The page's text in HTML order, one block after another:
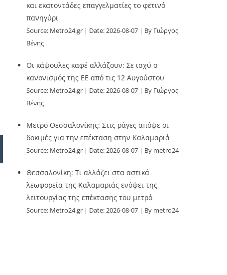
και εκατοντάδες επαγγελματίες το φετινό
πανηγύρι
Source: Metro24.gr Date: 2026-08-07
By Γιώργος
Βένης
Οι κάψουλες καφέ αλλάζουν: Σε ισχύ ο
κανονισμός της ΕΕ από τις 12 Αυγούστου
Source: Metro24.gr Date: 2026-08-07
By Γιώργος
Βένης
Μετρό Θεσσαλονίκης: Στις ράγες απόψε οι
δοκιμές για την επέκταση στην Καλαμαριά
Source: Metro24.gr Date: 2026-08-07 By metro24
Θεσσαλονίκη: Τι αλλάζει στα αστικά
λεωφορεία της Καλαμαριάς ενόψει της
λειτουργίας της επέκτασης του μετρό
Source: Metro24.gr Date: 2026-08-07 By metro24